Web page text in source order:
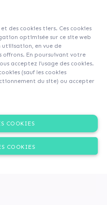
des cookies tiers. Ces cookies
optimisée sur ce site web
utilisation, en vue de
offrons. En poursuivant votre
acceptez l’usage des cookies.
(sauf les cookies
du site) ou accepter
COOKIES
COOKIES